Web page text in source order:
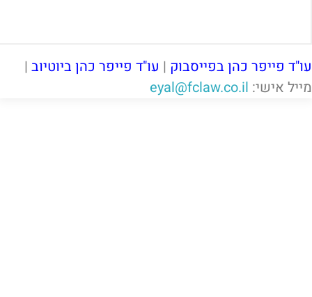
עו"ד פייפר כהן בפייסבוק | עו"ד פייפר כהן ביוטיוב |
מייל אישי: eyal@fclaw.co.il